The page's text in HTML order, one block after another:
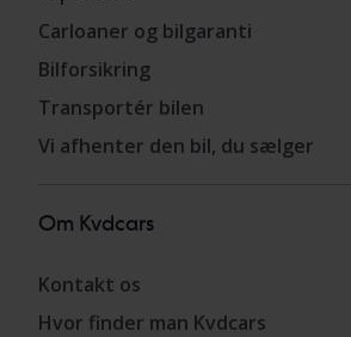
Carloaner og bilgaranti
Bilforsikring
Transportér bilen
Vi afhenter den bil, du sælger
Om Kvdcars
Kontakt os
Hvor finder man Kvdcars